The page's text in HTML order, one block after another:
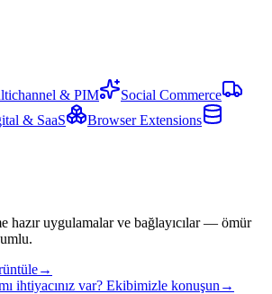
& PIM
Social Commerce
& SaaS
Browser Extensions
hazır uygulamalar ve bağlayıcılar — ömür
→
ihtiyacınız var? Ekibimizle konuşun →